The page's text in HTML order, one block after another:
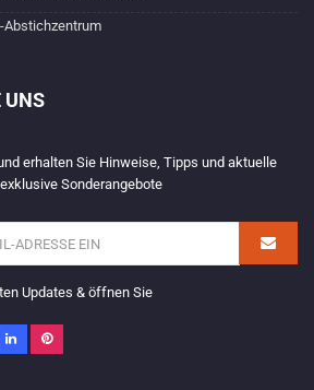
UNS
erhalten Sie Hinweise, Tipps und aktuelle
Sonderangebote
Updates & öffnen Sie